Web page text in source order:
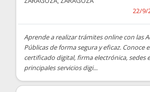
22/9/
Aprende a realizar trámites online con las
Públicas de forma segura y eficaz. Conoce
certificado digital, firma electrónica, sedes
principales servicios digi...